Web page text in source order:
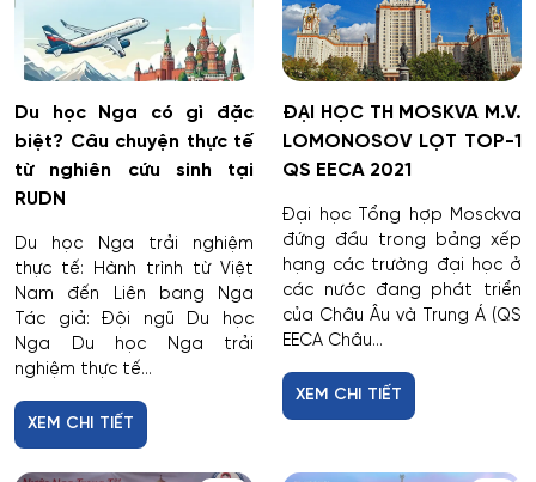
Du học Nga có gì đặc
biệt? Câu chuyện thực tế
từ nghiên cứu sinh tại
RUDN
Du học Nga trải nghiệm
thực tế: Hành trình từ Việt
Nam đến Liên bang Nga
Tác giả: Đội ngũ Du học
Nga Du học Nga trải
nghiệm thực tế...
XEM CHI TIẾT
ĐẠI HỌC TH MOSKVA M.V.
LOMONOSOV LỌT TOP-1
QS EECA 2021
Đại học Tổng hợp Mosckva
đứng đầu trong bảng xếp
hạng các trường đại học ở
các nước đang phát triển
của Châu Âu và Trung Á (QS
EECA Châu...
XEM CHI TIẾT